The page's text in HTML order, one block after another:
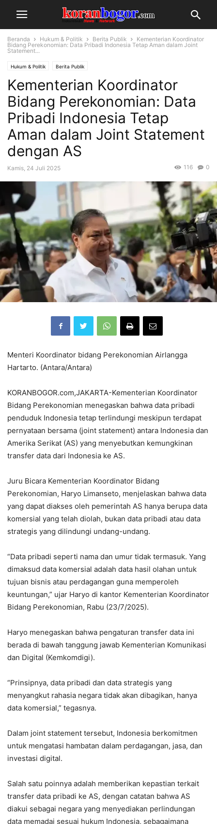
Beranda Hukum & Politik Berita Publik
Kementerian Koordinator
Bidang Perekonomian: Data Pribadi Indonesia Tetap Aman dalam Joint
Statement...
Hukum & Politik Berita Publik
Kementerian Koordinator
Bidang Perekonomian: Data
Pribadi Indonesia Tetap
Aman dalam Joint Statement
dengan AS
Kamis, 24 Juli 2025 0
116
Menteri Koordinator bidang Perekonomian Airlangga
Hartarto. (Antara/Antara)
KORANBOGOR.com,JAKARTA-Kementerian Koordinator
Bidang Perekonomian menegaskan bahwa data pribadi
penduduk Indonesia tetap terlindungi meskipun terdapat
pernyataan bersama (joint statement) antara Indonesia dan
Amerika Serikat (AS) yang menyebutkan kemungkinan
transfer data dari Indonesia ke AS.
Juru Bicara Kementerian Koordinator Bidang
Perekonomian, Haryo Limanseto, menjelaskan bahwa data
yang dapat diakses oleh pemerintah AS hanya berupa data
komersial yang telah diolah, bukan data pribadi atau data
strategis yang dilindungi undang-undang.
“Data pribadi seperti nama dan umur tidak termasuk. Yang
dimaksud data komersial adalah data hasil olahan untuk
tujuan bisnis atau perdagangan guna memperoleh
keuntungan,” ujar Haryo di kantor Kementerian Koordinator
Bidang Perekonomian, Rabu (23/7/2025).
Haryo menegaskan bahwa pengaturan transfer data ini
berada di bawah tanggung jawab Kementerian Komunikasi
dan Digital (Kemkomdigi).
“Prinsipnya, data pribadi dan data strategis yang
menyangkut rahasia negara tidak akan dibagikan, hanya
data komersial,” tegasnya.
Dalam joint statement tersebut, Indonesia berkomitmen
untuk mengatasi hambatan dalam perdagangan, jasa, dan
investasi digital.
Salah satu poinnya adalah memberikan kepastian terkait
transfer data pribadi ke AS, dengan catatan bahwa AS
diakui sebagai negara yang menyediakan perlindungan
data memadai sesuai hukum Indonesia, sebagaimana